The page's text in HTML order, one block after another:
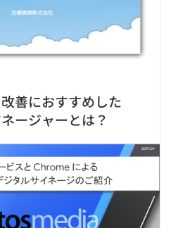
善におすすめした
ージャーとは？